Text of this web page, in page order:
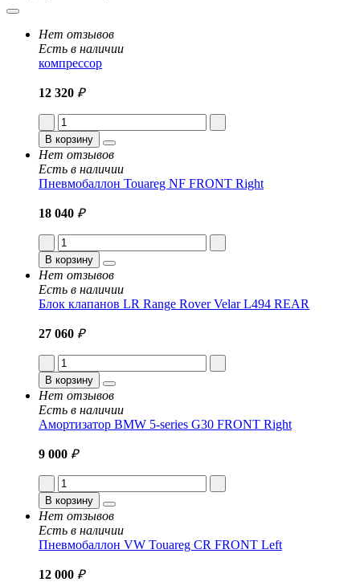
Нет отзывов
Есть в наличии
компрессор
12 320 ₽
В корзину
Нет отзывов
Есть в наличии
Пневмобаллон Touareg NF FRONT Right
18 040 ₽
В корзину
Нет отзывов
Есть в наличии
Блок клапанов LR Range Rover Velar L494 REAR
27 060 ₽
В корзину
Нет отзывов
Есть в наличии
Амортизатор BMW 5-series G30 FRONT Right
9 000 ₽
В корзину
Нет отзывов
Есть в наличии
Пневмобаллон VW Touareg CR FRONT Left
12 000 ₽